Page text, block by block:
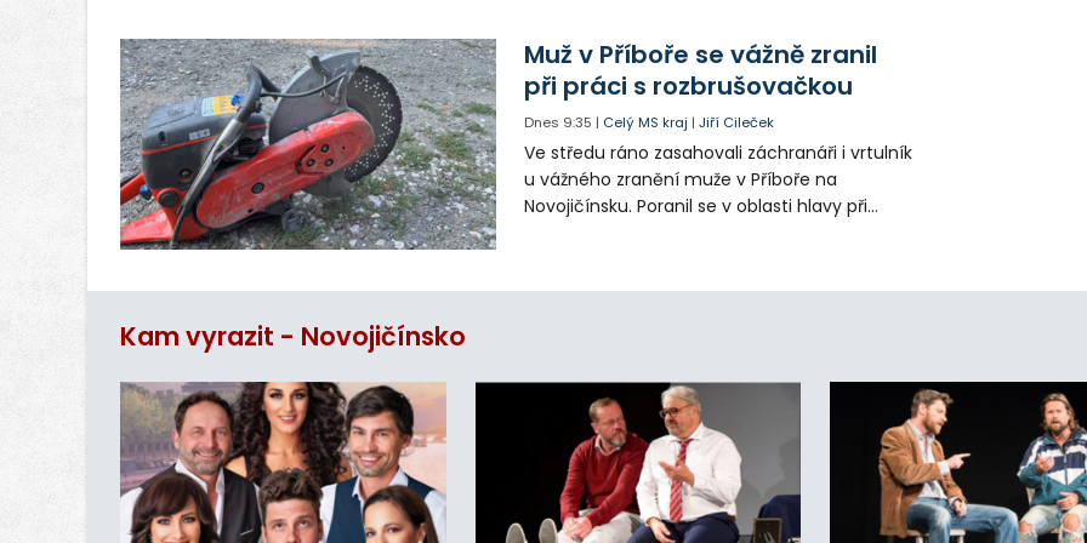
Muž v Příboře se vážně zranil
při práci s rozbrušovačkou
Dnes 9:35 | Celý MS kraj |Jiří Cileček
Ve středu ráno zasahovali záchranáři i vrtulník
u vážného zranění muže v Příboře na
Novojičínsku. Poranil se v oblasti hlavy při
nemocnice.
Kam vyrazit - Novojičínsko